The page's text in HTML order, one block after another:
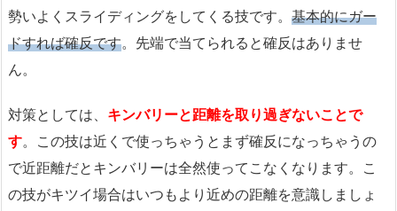
勢いよくスライディングをしてくる技です。 基本的にガー
ドすれば確反です。先端で当てられると確反はありませ
ん。
対策としては、 キンバリーと距離を取り過ぎないことで
す。この技は近くで使っちゃうとまず確反になっちゃうの
で近距離だとキンバリーは全然使ってこなくなります。こ
の技がキツイ場合はいつもより近めの距離を意識しましょ